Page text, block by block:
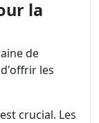
la
de
d'offrir les
crucial. Les